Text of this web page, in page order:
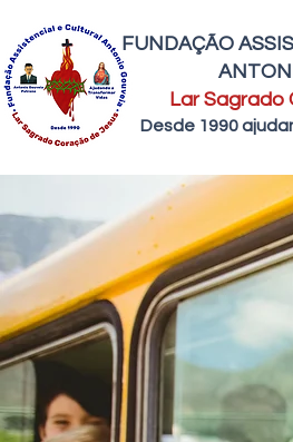
FUNDAÇÃO
Lar Sagrado
Desde 1990